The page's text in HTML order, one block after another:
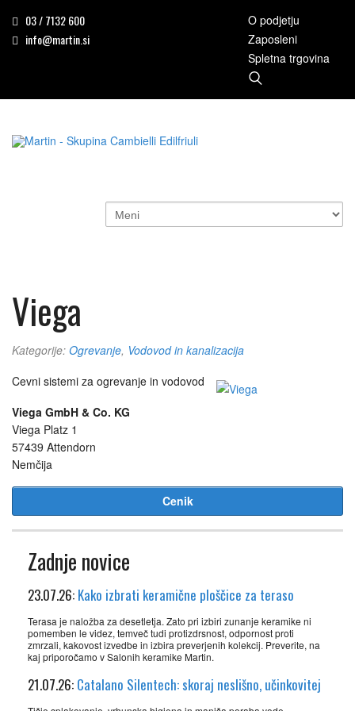
03 / 7132 600
info@martin.si
O podjetju
Zaposleni
Spletna trgovina
Viega
Kategorije: Ogrevanje, Vodovod in kanalizacija
Cevni sistemi za ogrevanje in vodovod
Viega GmbH & Co. KG
Viega Platz 1
57439 Attendorn
Nemčija
Cenik
Zadnje novice
23.07.26: Kako izbrati keramične ploščice za teraso
Terasa je naložba za desetletja. Zato pri izbiri zunanje keramike ni
pomemben le videz, temveč tudi protizdrsnost, odpornost proti
zmrzali, kakovost izvedbe in izbira preverjenih kolekcij. Preverite, na
kaj priporočamo v Salonih keramike Martin.
21.07.26: Catalano Silentech: skoraj neslišno, učinkovitej